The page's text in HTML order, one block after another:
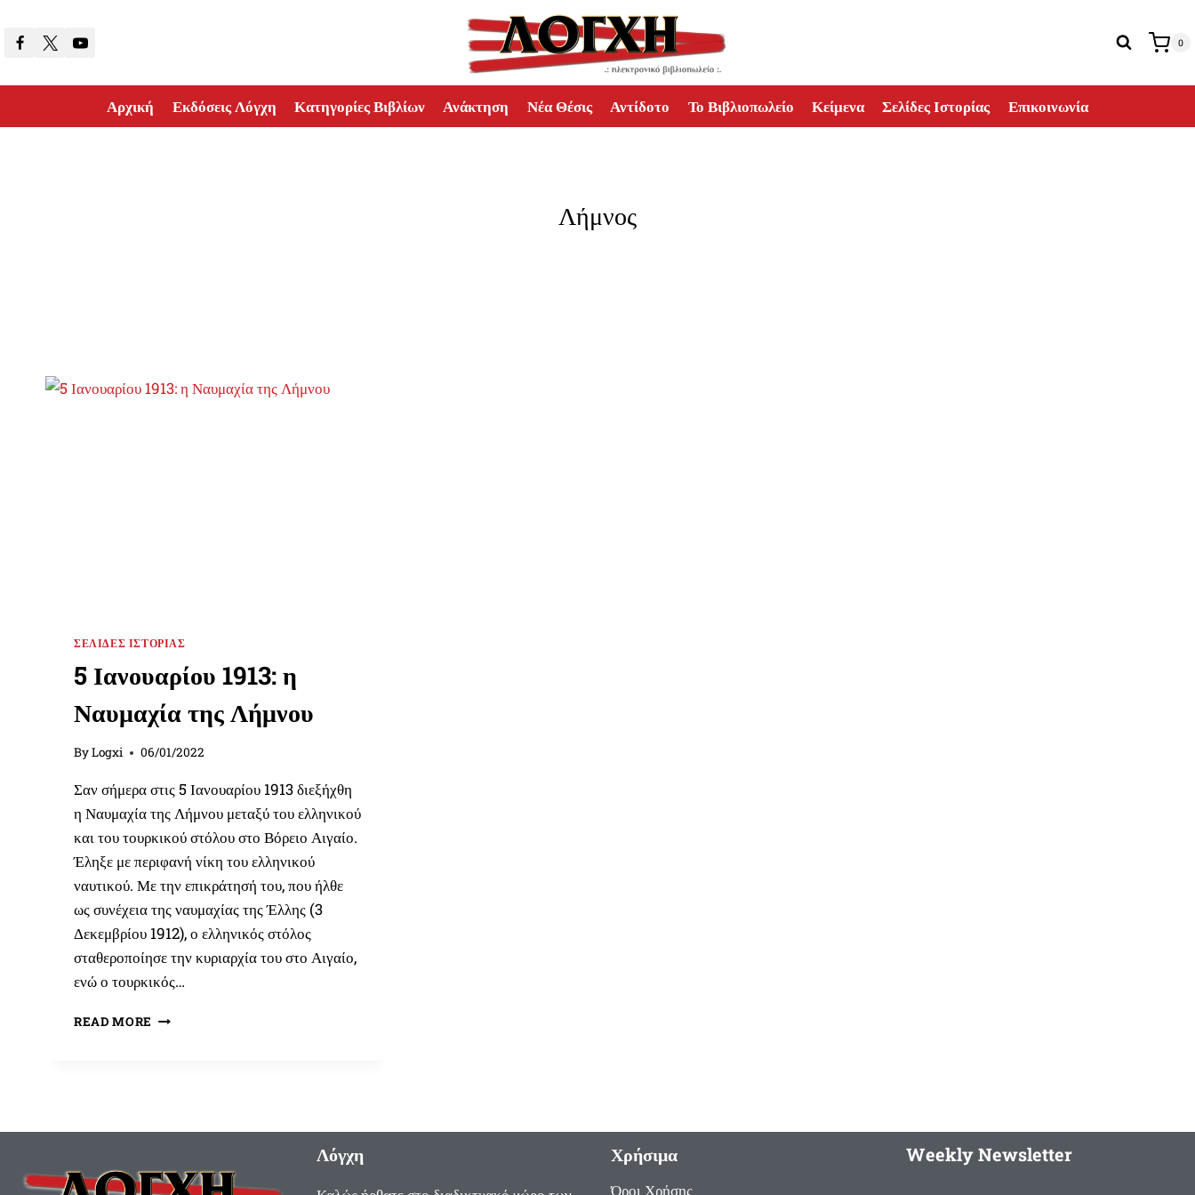
0
Αρχική Εκδόσεις Λόγχη Κατηγορίες Βιβλίων Ανάκτηση Νέα Θέσις Αντίδοτο Το Βιβλιοπωλείο Κείμενα Σελίδες Ιστορίας Επικοινωνία
Λήμνος
ΣΕΛΊΔΕΣ ΙΣΤΟΡΊΑΣ
5 Ιανουαρίου 1913: η
Ναυμαχία της Λήμνου
ByLogxi 06/01/2022
Σαν σήμερα στις 5 Ιανουαρίου 1913 διεξήχθη
η Ναυμαχία της Λήμνου μεταξύ του ελληνικού
και του τουρκικού στόλου στο Βόρειο Αιγαίο.
Έληξε με περιφανή νίκη του ελληνικού
ναυτικού. Με την επικράτησή του, που ήλθε
ως συνέχεια της ναυμαχίας της Έλλης (3
Δεκεμβρίου 1912), ο ελληνικός στόλος
σταθεροποίησε την κυριαρχία του στο Αιγαίο,
ενώ ο τουρκικός…
READ MORE
ΛΉΜΝΟΥ
Λόγχη Χρήσιμα
Όροι Χρήσης
Weekly Newsletter